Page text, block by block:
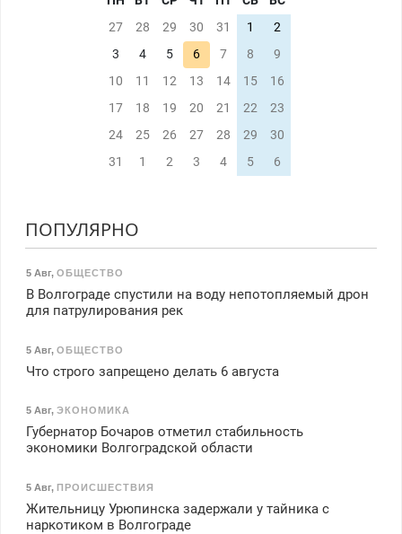
27
28 29 30 31 1
2
3
4 5 6 7 8
9
10
11 12 13 14 15
16
17
18 19 20 21 22
23
24
25 26 27 28 29
30
31
1 2 3 4 5 6
ПОПУЛЯРНО
5 Авг, ОБЩЕСТВО
В Волгограде спустили на воду непотопляемый дрон
для патрулирования рек
5 Авг, ОБЩЕСТВО
Что строго запрещено делать 6 августа
5 Авг, ЭКОНОМИКА
Губернатор Бочаров отметил стабильность
экономики Волгоградской области
5 Авг, ПРОИСШЕСТВИЯ
Жительницу Урюпинска задержали у тайника с
наркотиком в Волгограде